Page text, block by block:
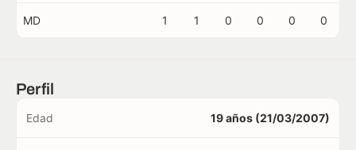
MD 1 1 0 0 0 0
Perfil
Edad 19 años (21/03/2007)